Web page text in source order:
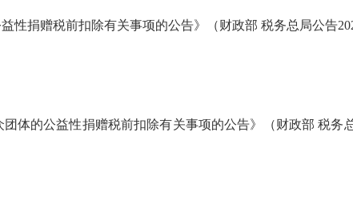
性捐赠税前扣除有关事项的公告》（财政部 税务总局公告
体的公益性捐赠税前扣除有关事项的公告》（财政部 税务